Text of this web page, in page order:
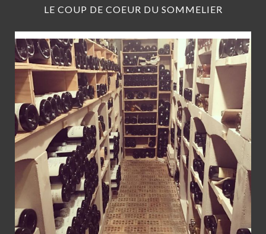
LE COUP DE COEUR DU SOMMELIER